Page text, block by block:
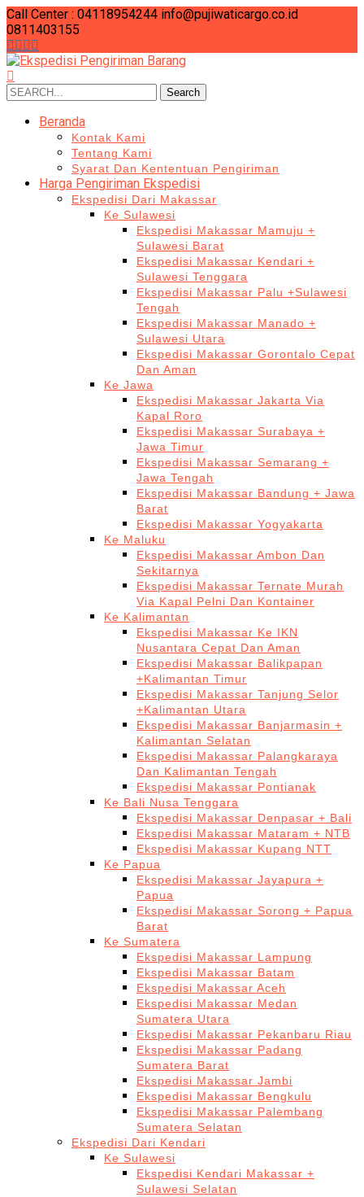
Call Center : 04118954244 info@pujiwaticargo.co.id
0811403155
Search
for:
Search
Beranda
Kontak Kami
Tentang Kami
Syarat Dan Kententuan Pengiriman
Harga Pengiriman Ekspedisi
Ekspedisi Dari Makassar
Ke Sulawesi
Ekspedisi Makassar Mamuju +
Sulawesi Barat
Ekspedisi Makassar Kendari +
Sulawesi Tenggara
Ekspedisi Makassar Palu +Sulawesi
Tengah
Ekspedisi Makassar Manado +
Sulawesi Utara
Ekspedisi Makassar Gorontalo Cepat
Dan Aman
Ke Jawa
Ekspedisi Makassar Jakarta Via
Kapal Roro
Ekspedisi Makassar Surabaya +
Jawa Timur
Ekspedisi Makassar Semarang +
Jawa Tengah
Ekspedisi Makassar Bandung + Jawa
Barat
Ekspedisi Makassar Yogyakarta
Ke Maluku
Ekspedisi Makassar Ambon Dan
Sekitarnya
Ekspedisi Makassar Ternate Murah
Via Kapal Pelni Dan Kontainer
Ke Kalimantan
Ekspedisi Makassar Ke IKN
Nusantara Cepat Dan Aman
Ekspedisi Makassar Balikpapan
+Kalimantan Timur
Ekspedisi Makassar Tanjung Selor
+Kalimantan Utara
Ekspedisi Makassar Banjarmasin +
Kalimantan Selatan
Ekspedisi Makassar Palangkaraya
Dan Kalimantan Tengah
Ekspedisi Makassar Pontianak
Ke Bali Nusa Tenggara
Ekspedisi Makassar Denpasar + Bali
Ekspedisi Makassar Mataram + NTB
Ekspedisi Makassar Kupang NTT
Ke Papua
Ekspedisi Makassar Jayapura +
Papua
Ekspedisi Makassar Sorong + Papua
Barat
Ke Sumatera
Ekspedisi Makassar Lampung
Ekspedisi Makassar Batam
Ekspedisi Makassar Aceh
Ekspedisi Makassar Medan
Sumatera Utara
Ekspedisi Makassar Pekanbaru Riau
Ekspedisi Makassar Padang
Sumatera Barat
Ekspedisi Makassar Jambi
Ekspedisi Makassar Bengkulu
Ekspedisi Makassar Palembang
Sumatera Selatan
Ekspedisi Dari Kendari
Ke Sulawesi
Ekspedisi Kendari Makassar +
Sulawesi Selatan